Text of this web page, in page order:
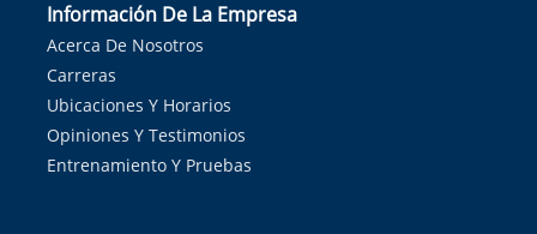
Información De La Empresa
Acerca De Nosotros
Carreras
Ubicaciones Y Horarios
Opiniones Y Testimonios
Entrenamiento Y Pruebas